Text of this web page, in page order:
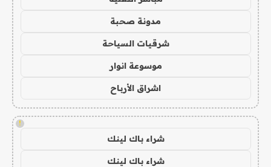
مدونة صحبة
شرقيات السياحة
موسوعة انوار
اشراق الأرباح
!
شراء باك لينك
شراء باك لينك